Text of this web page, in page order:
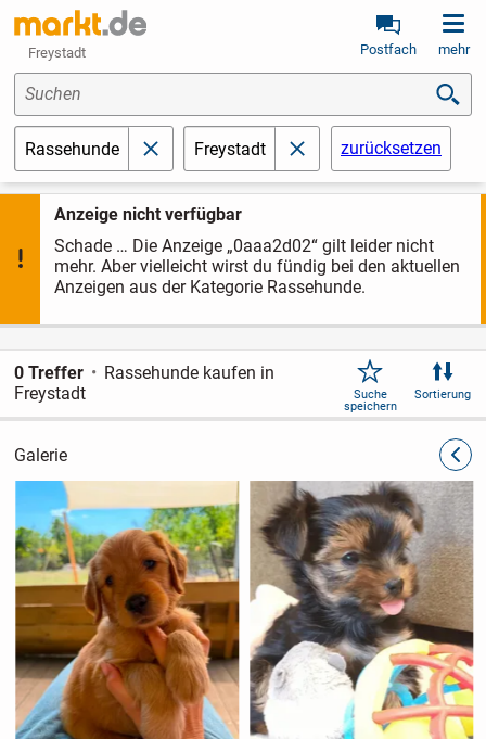
Freystadt Postfach mehr
Anzeige nicht verfügbar
Schade … Die Anzeige „0aaa2d02“ gilt leider nicht
mehr. Aber vielleicht wirst du fündig bei den aktuellen
Anzeigen aus der Kategorie Rassehunde.
Suchen
Rassehunde schließenFreystadt schließenzurücksetzen
0 Treffer
Rassehunde kaufen in
Freystadt
Suche
speichern
Sortierung
Galerie